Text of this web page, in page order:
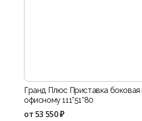
Гранд Плюс Приставка боковая
офисному 111*51*80
от53 550 ₽